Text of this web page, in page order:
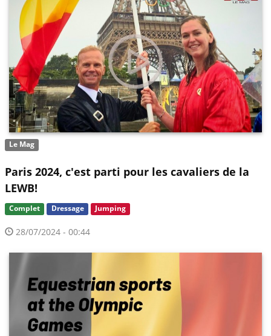
Le Mag
Paris 2024, c'est parti pour les cavaliers de la
LEWB!
Complet Dressage Jumping
28/07/2024 - 00:44